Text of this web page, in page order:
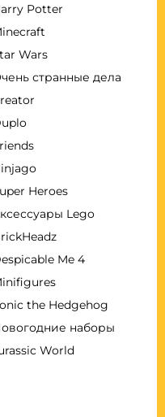
Potter
Wars
странные дела
Heroes
Lego
Me 4
the Hedgehog
наборы
World